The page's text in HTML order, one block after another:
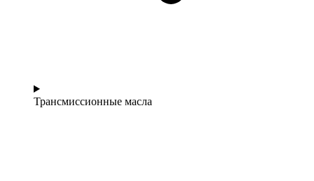
Трансмиссионные масла